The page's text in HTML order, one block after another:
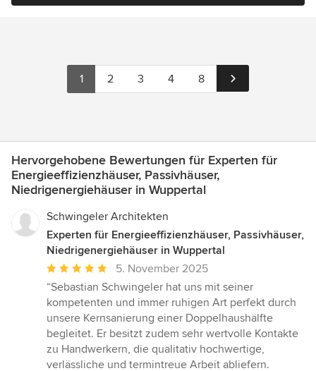
1 2 3 4 8
Hervorgehobene Bewertungen für Experten für
Energieeffizienzhäuser, Passivhäuser,
Niedrigenergiehäuser in Wuppertal
Schwingeler Architekten
Experten für Energieeffizienzhäuser, Passivhäuser,
Niedrigenergiehäuser in Wuppertal
Durchschnittliche
Bewertung:
5
von
5
Sternen
5. November 2025
“Sebastian Schwingeler hat uns mit seiner
kompetenten und immer ruhigen Art perfekt durch
unsere Kernsanierung einer Doppelhaushälfte
begleitet. Er besitzt zudem sehr wertvolle Kontakte
zu Handwerkern, die qualitativ hochwertige,
verlässliche und termintreue Arbeit abliefern.